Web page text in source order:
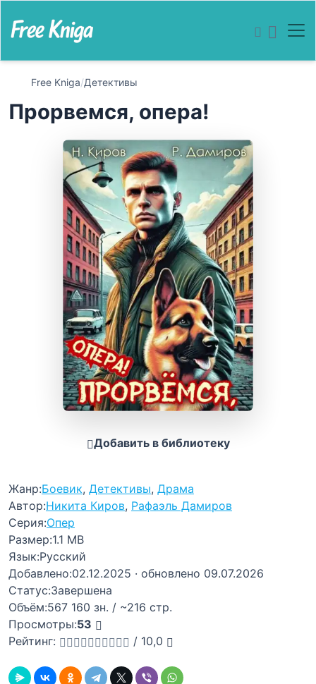
Free Kniga/Детективы
Прорвемся, опера!
Добавить в библиотеку
Жанр:Боевик, Детективы, Драма
Автор:Никита Киров, Рафаэль Дамиров
Серия:Опер
Размер:1.1 MB
Язык:Русский
Добавлено:02.12.2025 · обновлено 09.07.2026
Статус:Завершена
Объём:567 160 зн. / ~216 стр.
Просмотры:53
Рейтинг:
/ 10,0